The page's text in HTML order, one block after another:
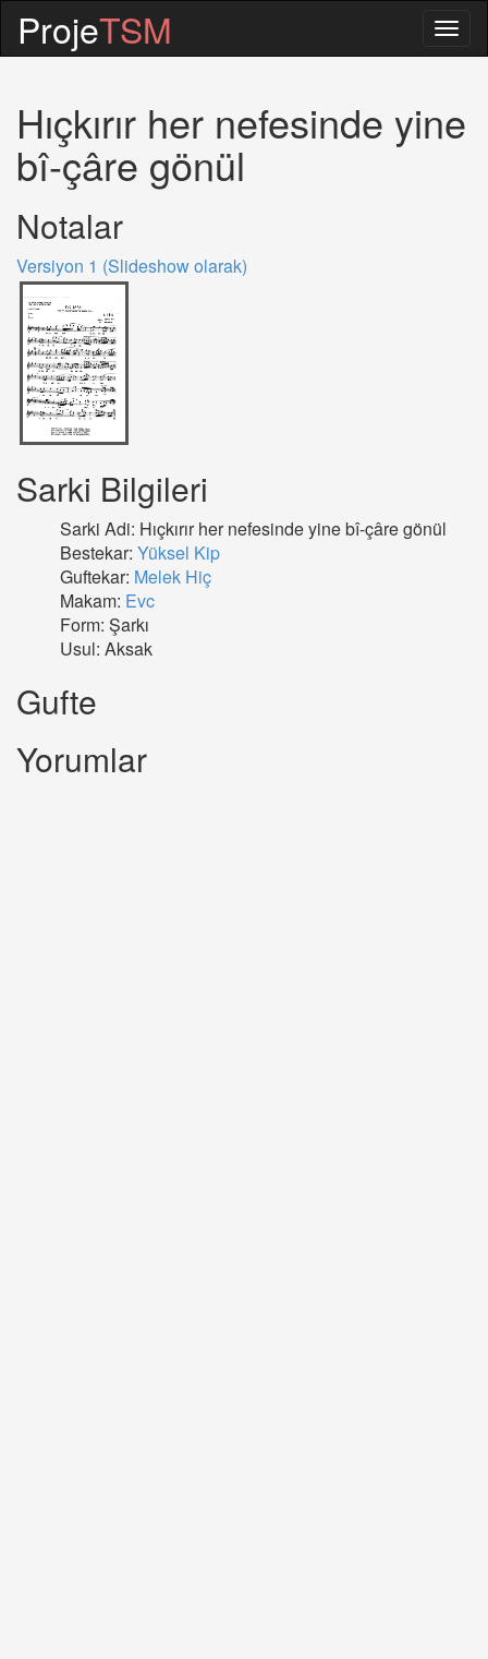
ProjeTSM
Hıçkırır her nefesinde yine
bî-çâre gönül
Notalar
Versiyon 1 (Slideshow olarak)
Sarki Bilgileri
Sarki Adi: Hıçkırır her nefesinde yine bî-çâre gönül
Bestekar: Yüksel Kip
Guftekar: Melek Hiç
Makam: Evc
Form: Şarkı
Usul: Aksak
Gufte
Yorumlar